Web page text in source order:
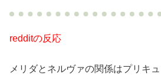
redditの反応
メリダとネルヴァの関係はプリキ